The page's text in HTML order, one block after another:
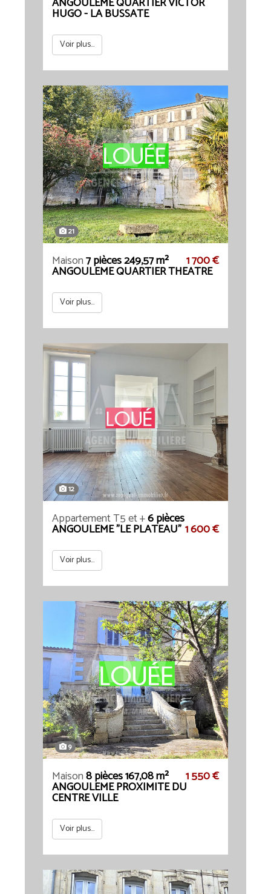
HUGO - LA BUSSATE
Voir plus...
21
Maison7 pièces 249,57 m² 1 700 €
ANGOULEME QUARTIER THEATRE
Voir plus...
12
Appartement T5 et +6 pièces
1 600 €
ANGOULEME "LE PLATEAU"
Voir plus...
9
Maison8 pièces 167,08 m² 1 550 €
ANGOULEME PROXIMITE DU
CENTRE VILLE
Voir plus...